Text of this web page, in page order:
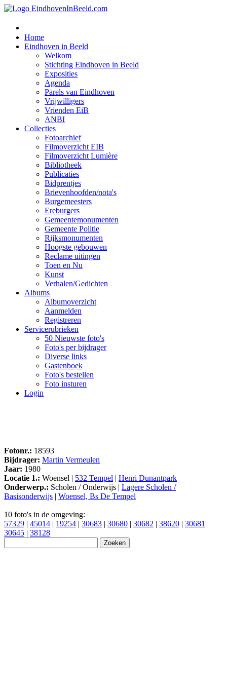
Home
Eindhoven in Beeld
Welkom
Stichting Eindhoven in Beeld
Exposities
Agenda
Parels van Eindhoven
Vrijwilligers
Vrienden EiB
ANBI
Collecties
Fotoarchief
Filmoverzicht EIB
Filmoverzicht Lumière
Bibliotheek
Publicaties
Bidprentjes
Brievenhoofden/nota's
Burgemeesters
Ereburgers
Gemeentemonumenten
Gemeente Politie
Rijksmonumenten
Hoogste gebouwen
Reclame uitingen
Toen en Nu
Kunst
Verhalen/Gedichten
Albums
Albumoverzicht
Aanmelden
Registreren
Servicerubrieken
50 Nieuwste foto's
Foto's per bijdrager
Diverse links
Gastenboek
Foto's bestellen
Foto insturen
Login
Fotonr.: 18593
Bijdrager: Martin Vermeulen
Jaar: 1980
Locatie 1.: Woensel | 532 Tempel | Henri Dunantpark
Onderwerp.: Scholen / Onderwijs | Lagere Scholen /
Basisonderwijs | Woensel, Bs De Tempel
10 foto's in de omgeving:
57329 | 45014 | 19254 | 30683 | 30680 | 30682 | 38620 | 30681 |
30645 | 38128